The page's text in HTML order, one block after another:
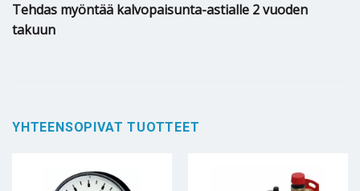
Tehdas myöntää kalvopaisunta-astialle 2 vuoden
takuun
YHTEENSOPIVAT TUOTTEET